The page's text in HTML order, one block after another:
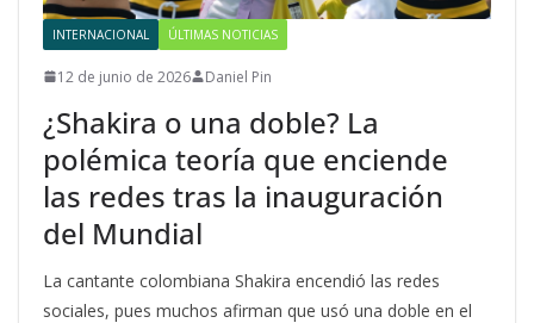
INTERNACIONAL ÚLTIMAS NOTICIAS
12 de junio de 2026 Daniel Pin
¿Shakira o una doble? La
polémica teoría que enciende
las redes tras la inauguración
del Mundial
La cantante colombiana Shakira encendió las redes
sociales, pues muchos afirman que usó una doble en el